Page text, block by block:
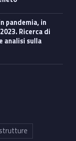
Ricerca di
analisi sulla